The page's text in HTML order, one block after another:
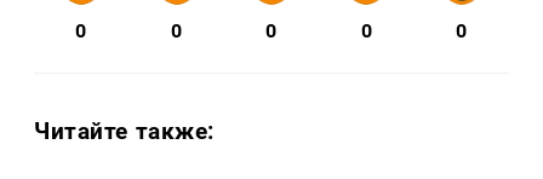
0 0 0 0 0
Читайте также: